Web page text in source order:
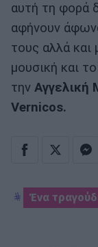
αυτή τη φορά
αφήνουν
τους αλλά και
μουσική και
την Αγγελική
Vernicos.
Ένα